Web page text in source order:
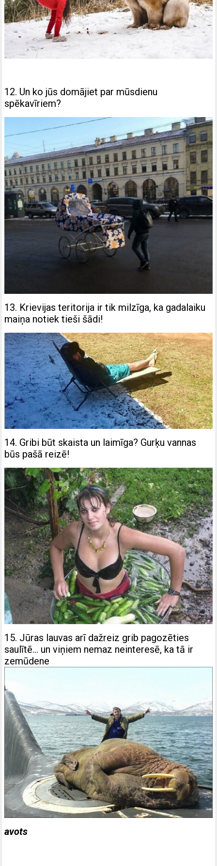
12. Un ko jūs domājiet par mūsdienu
spēkavīriem?
13. Krievijas teritorija ir tik milzīga, ka gadalaiku
maiņa notiek tieši šādi!
14. Gribi būt skaista un laimīga? Gurķu vannas
būs pašā reizē!
15. Jūras lauvas arī dažreiz grib pagozēties
saulītē… un viņiem nemaz neinteresē, ka tā ir
zemūdene
avots